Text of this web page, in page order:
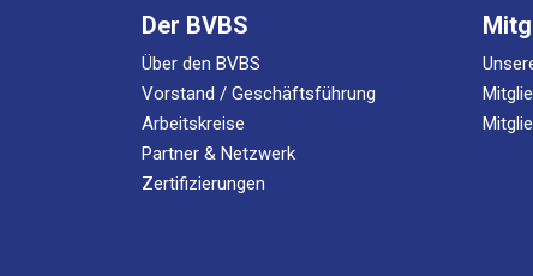
Der BVBS
Über den BVBS
Vor­stand / Geschäftsführung
Arbeitskreise
Part­ner & Netzwerk
Zertifizierungen